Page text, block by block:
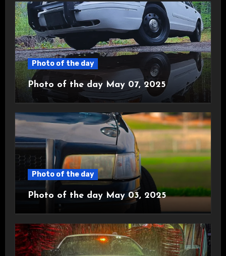
Photo of the day
Photo of the day May 07, 2025
Photo of the day
Photo of the day May 03, 2025